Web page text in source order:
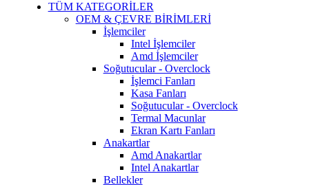
TÜM KATEGORİLER
OEM & ÇEVRE BİRİMLERİ
İşlemciler
Intel İşlemciler
Amd İşlemciler
Soğutucular - Overclock
İşlemci Fanları
Kasa Fanları
Soğutucular - Overclock
Termal Macunlar
Ekran Kartı Fanları
Anakartlar
Amd Anakartlar
Intel Anakartlar
Bellekler